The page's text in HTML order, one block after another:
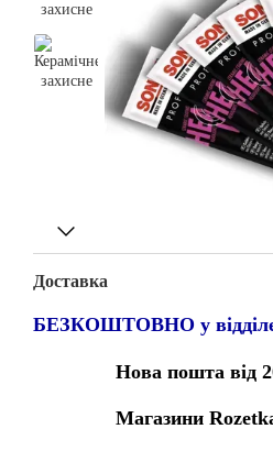
Доставка
БЕЗКОШТОВНО у
Нова пошта від
Магазини